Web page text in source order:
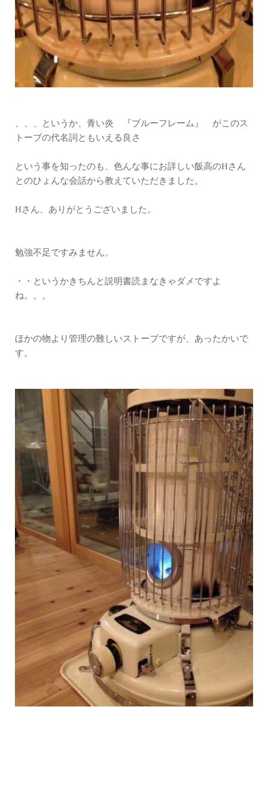
、、、というか、青い炎 『ブルーフレーム』 がこのス
トーブの代名詞ともいえる良さ
という事を知ったのも、色んな事にお詳しい飯高のHさん
とのひょんな会話から教えていただきました。
Hさん、ありがとうございました。
勉強不足ですみません。
・・というかきちんと説明書読まなきゃダメですよ
ね。。。
ほかの物より管理の難しいストーブですが、あったかいで
す。